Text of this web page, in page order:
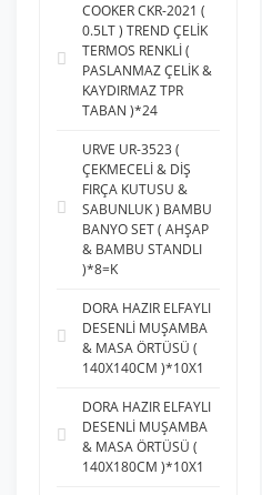
COOKER CKR-2021 (
0.5LT ) TREND ÇELİK
TERMOS RENKLİ (
PASLANMAZ ÇELİK &
KAYDIRMAZ TPR
TABAN )*24
URVE UR-3523 (
ÇEKMECELİ & DİŞ
FIRÇA KUTUSU &
SABUNLUK ) BAMBU
BANYO SET ( AHŞAP
& BAMBU STANDLI
)*8=K
DORA HAZIR ELFAYLI
DESENLİ MUŞAMBA
& MASA ÖRTÜSÜ (
140X140CM )*10X1
DORA HAZIR ELFAYLI
DESENLİ MUŞAMBA
& MASA ÖRTÜSÜ (
140X180CM )*10X1